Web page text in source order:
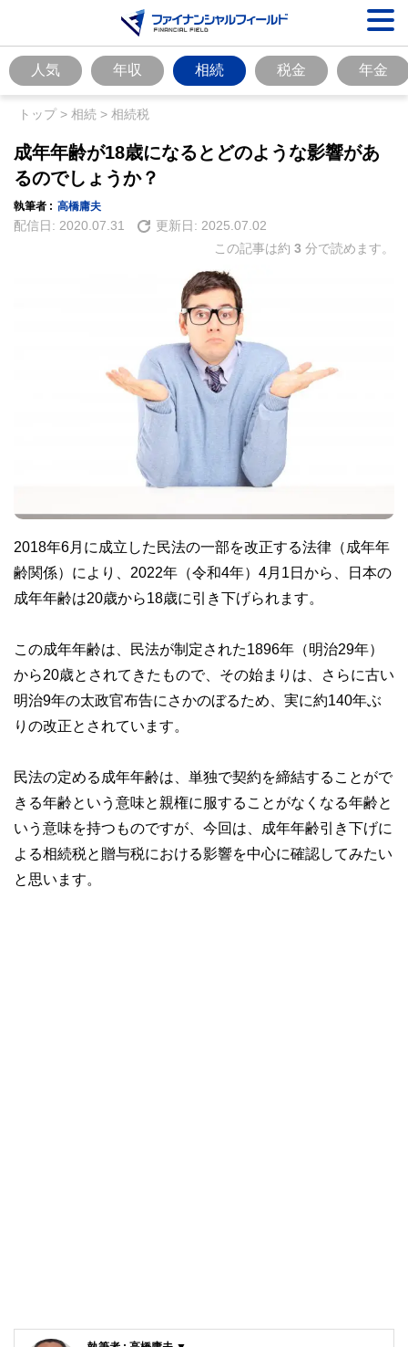
人気 年収 相続 税金 年金
トップ> 相続 > 相続税
成年年齢が18歳になるとどのような影響があ
るのでしょうか？
執筆者 : 高橋庸夫
配信日: 2020.07.31 更新日: 2025.07.02
この記事は約 3 分で読めます。
2018年6月に成立した民法の一部を改正する法律（成年年
齢関係）により、2022年（令和4年）4月1日から、日本の
成年年齢は20歳から18歳に引き下げられます。
この成年年齢は、民法が制定された1896年（明治29年）
から20歳とされてきたもので、その始まりは、さらに古い
明治9年の太政官布告にさかのぼるため、実に約140年ぶ
りの改正とされています。
民法の定める成年年齢は、単独で契約を締結することがで
きる年齢という意味と親権に服することがなくなる年齢と
いう意味を持つものですが、今回は、成年年齢引き下げに
よる相続税と贈与税における影響を中心に確認してみたい
と思います。